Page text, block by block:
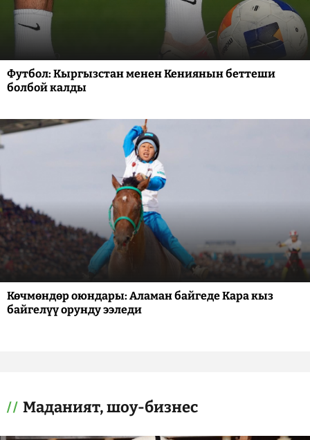
Футбол: Кыргызстан менен Кениянын беттеши
болбой калды
Көчмөндөр оюндары: Аламан байгеде Кара кыз
байгелүү орунду ээледи
Маданият, шоу-бизнес